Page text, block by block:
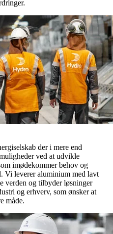
der i mere end
ved at udvikle
imødekommer behov og
Vi leverer aluminium med lavt
verden og tilbyder løsninger
og erhverv, som ønsker at
måde.